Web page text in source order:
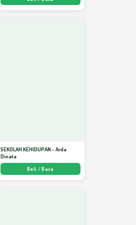
Arda Dinata
SEKOLAH KEHIDUPAN - Arda
Dinata
Beli / Baca